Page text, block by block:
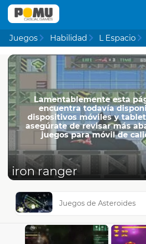
Juegos Habilidad L Espacio
Lamentablemente esta
encuentra todavía
dispositivos móviles y
asegúrate de revisar más
juegos para móvil de
iron ranger
Juegos de Asteroides